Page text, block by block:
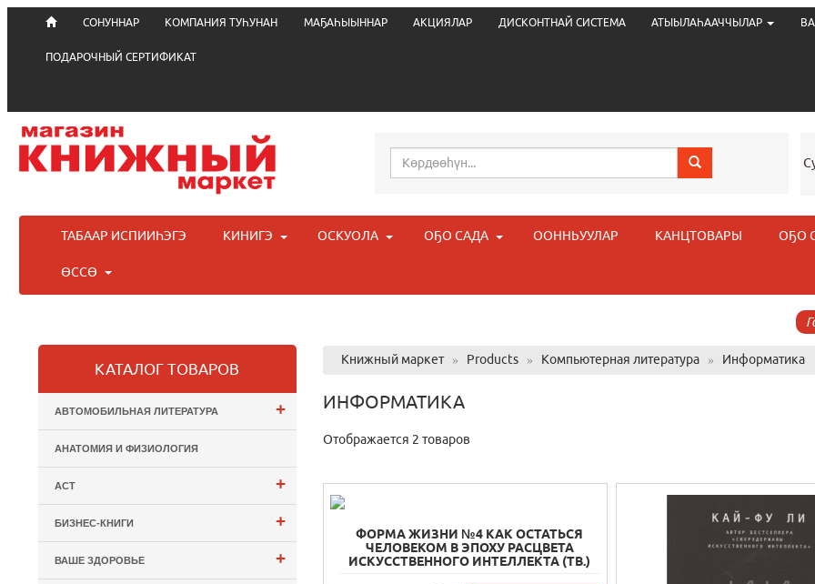
СОНУННАР КОМПАНИЯ ТУҺУНАН МАҔАҺЫЫННАР АКЦИЯЛАР ДИСКОНТНАЙ СИСТЕМА АТЫЫЛАҺААЧЧЫЛАР
ПОДАРОЧНЫЙ СЕРТИФИКАТ
ТАБААР ИСПИИҺЭГЭ КИНИГЭ ОСКУОЛА ОҔО САДА ООННЬУУЛАР КАНЦТОВАРЫ ОҔО
ӨССӨ
Книжный маркет » Products » Компьютерная литература » Информатика
ИНФОРМАТИКА
Отображается 2 товаров
ФОРМА ЖИЗНИ №4 КАК ОСТАТЬСЯ
ЧЕЛОВЕКОМ В ЭПОХУ РАСЦВЕТА
ИСКУССТВЕННОГО ИНТЕЛЛЕКТА (ТВ.)
КАТАЛОГ ТОВАРОВ
+
АВТОМОБИЛЬНАЯ ЛИТЕРАТУРА
АНАТОМИЯ И ФИЗИОЛОГИЯ
+
АСТ
+
БИЗНЕС-КНИГИ
+
ВАШЕ ЗДОРОВЬЕ